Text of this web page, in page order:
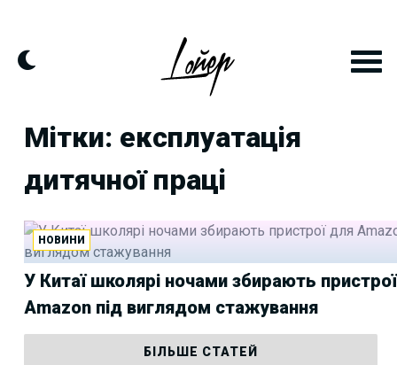
content
Мітки: експлуатація
дитячної праці
НОВИНИ
У Китаї школярі ночами збирають
Amazon під виглядом стажування
БІЛЬШЕ СТАТЕЙ